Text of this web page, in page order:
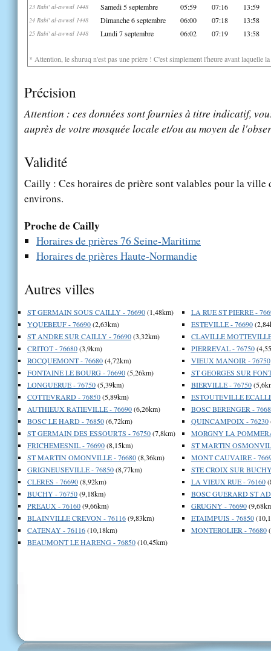
23 Rabi' al-awwal 1448 Samedi 5 septembre 05:59 07:16 13:59
24 Rabi' al-awwal 1448 Dimanche 6 septembre 06:00 07:18 13:58
25 Rabi' al-awwal 1448 Lundi 7 septembre 06:02 07:19 13:58
* Attention, le shuruq n'est pas une prière ! C'est simplement l'heure avant laquelle
Précision
Attention : ces données sont fournies à titre indicatif,
auprès de votre mosquée locale et/ou au moyen de
Validité
Cailly : Ces horaires de prière sont valables pour la ville
environs.
Proche de Cailly
Horaires de prières 76 Seine-Maritime
Horaires de prières Haute-Normandie
Autres villes
ST GERMAIN SOUS CAILLY - 76690(1,48km)
YQUEBEUF - 76690(2,63km)
ST ANDRE SUR CAILLY - 76690(3,32km)
CRITOT - 76680(3,9km)
ROCQUEMONT - 76680(4,72km)
FONTAINE LE BOURG - 76690(5,26km)
LONGUERUE - 76750(5,39km)
COTTEVRARD - 76850(5,89km)
AUTHIEUX RATIEVILLE - 76690(6,26km)
BOSC LE HARD - 76850(6,72km)
ST GERMAIN DES ESSOURTS - 76750(7,8km)
FRICHEMESNIL - 76690(8,15km)
ST MARTIN OMONVILLE - 76680(8,36km)
GRIGNEUSEVILLE - 76850(8,77km)
CLERES - 76690(8,92km)
BUCHY - 76750(9,18km)
PREAUX - 76160(9,66km)
BLAINVILLE CREVON - 76116(9,83km)
CATENAY - 76116(10,18km)
BEAUMONT LE HARENG - 76850(10,45km)
LA RUE ST PIERRE -
ESTEVILLE - 76690
CLAVILLE
PIERREVAL - 76750
VIEUX MANOIR - 76750
ST GEORGES SUR
BIERVILLE - 76750
ESTOUTEVILLE
BOSC BERENGER -
QUINCAMPOIX - 76230
MORGNY LA
ST MARTIN
MONT CAUVAIRE -
STE CROIX SUR
LA VIEUX RUE - 76160
BOSC GUERARD ST
GRUGNY - 76690
ETAIMPUIS - 76850
MONTEROLIER - 76680